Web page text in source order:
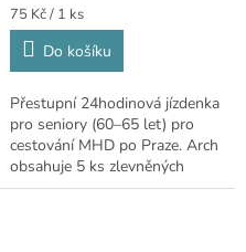
Měrná
cena:
75 Kč / 1 ks
Do košíku
Přestupní 24hodinová jízdenka
pro seniory (60–65 let) pro
cestování MHD po Praze. Arch
obsahuje 5 ks zlevněných
lístků.